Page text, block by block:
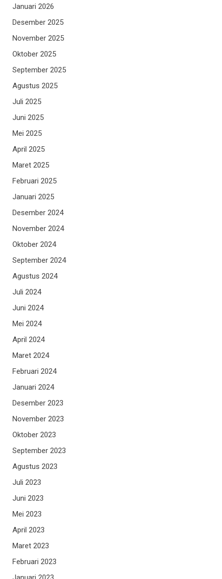
Januari 2026
Desember 2025
November 2025
Oktober 2025
September 2025
Agustus 2025
Juli 2025
Juni 2025
Mei 2025
April 2025
Maret 2025
Februari 2025
Januari 2025
Desember 2024
November 2024
Oktober 2024
September 2024
Agustus 2024
Juli 2024
Juni 2024
Mei 2024
April 2024
Maret 2024
Februari 2024
Januari 2024
Desember 2023
November 2023
Oktober 2023
September 2023
Agustus 2023
Juli 2023
Juni 2023
Mei 2023
April 2023
Maret 2023
Februari 2023